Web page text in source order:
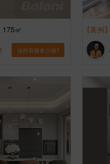
175㎡
这样装修多少钱?
【案例